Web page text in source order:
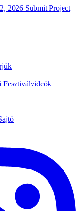
2026 Submit Project
Fesztiválvideók